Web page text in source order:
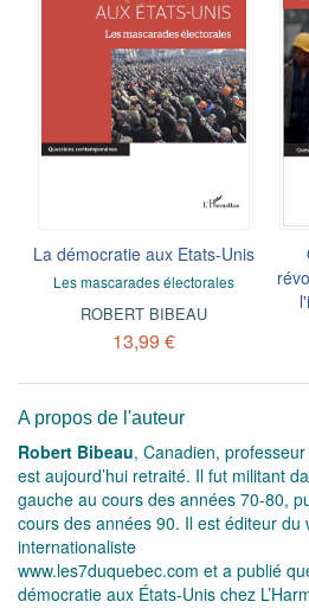
La démocratie aux Etats-Unis
Les mascarades électorales
ROBERT BIBEAU
13,99 €
A propos de l'auteur
Robert Bibeau, Canadien,
est aujourd’hui retraité. Il fut militant
gauche au cours des années 70-80,
cours des années 90. Il est éditeur du
internationaliste
www.les7duquebec.com et a publié
démocratie aux États-Unis chez